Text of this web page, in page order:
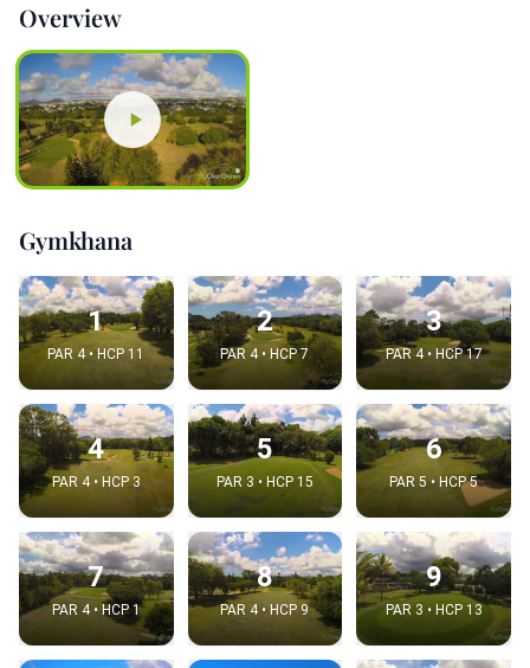
Overview
Gymkhana
1
PAR 4 • HCP 11
2
PAR 4 • HCP 7
3
PAR 4 • HCP 17
4
PAR 4 • HCP 3
5
PAR 3 • HCP 15
6
PAR 5 • HCP 5
7
PAR 4 • HCP 1
8
PAR 4 • HCP 9
9
PAR 3 • HCP 13